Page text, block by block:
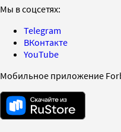
Мы в соцсетях:
Telegram
ВКонтакте
YouTube
Мобильное приложение